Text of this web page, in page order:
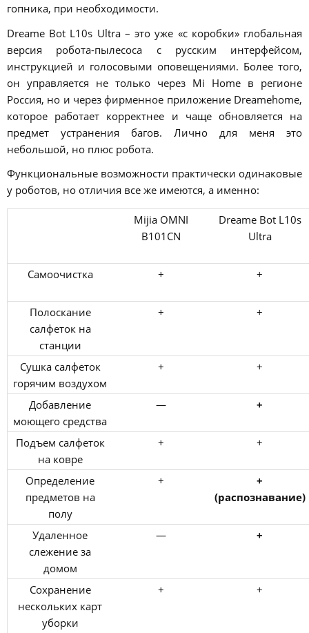
гопника, при необходимости.
Dreame Bot L10s Ultra – это уже «с коробки» глобальная
версия робота-пылесоса с русским интерфейсом,
инструкцией и голосовыми оповещениями. Более того,
он управляется не только через Mi Home в регионе
Россия, но и через фирменное приложение Dreamehome,
которое работает корректнее и чаще обновляется на
предмет устранения багов. Лично для меня это
небольшой, но плюс робота.
Функциональные возможности практически одинаковые
у роботов, но отличия все же имеются, а именно:
Mijia OMNI
B101CN
Dreame Bot L10s
Ultra
Самоочистка + +
Полоскание
салфеток на
станции
+ +
Сушка салфеток
горячим воздухом
+ +
Добавление
моющего средства
— +
Подъем салфеток
на ковре
+ +
Определение
предметов на
полу
+
+
(распознавание)
Удаленное
слежение за
домом
— +
Сохранение
нескольких карт
уборки
+ +